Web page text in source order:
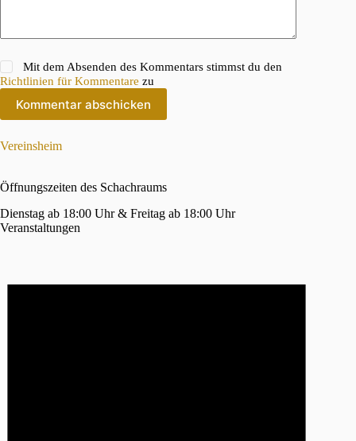
Mit dem Absenden des Kommentars stimmst du den
Richtlinien für Kommentare zu
Kommentar abschicken
Vereinsheim
Öffnungszeiten des Schachraums
Dienstag ab 18:00 Uhr & Freitag ab 18:00 Uhr
Veranstaltungen